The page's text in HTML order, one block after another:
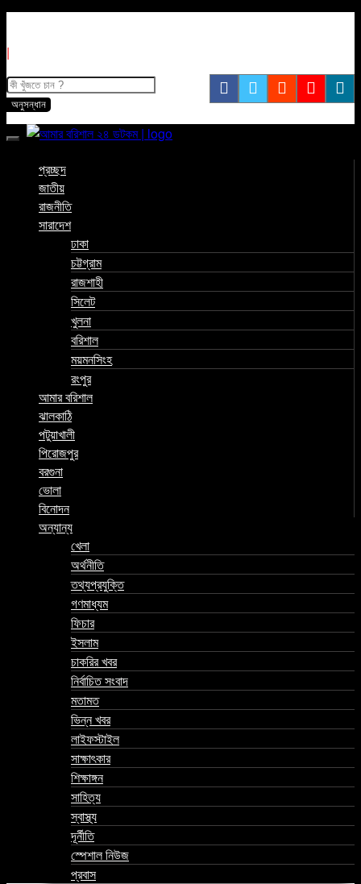
|
প্রচ্ছদ
জাতীয়
রাজনীতি
সারাদেশ
ঢাকা
চট্টগ্রাম
রাজশাহী
সিলেট
খুলনা
বরিশাল
ময়মনসিংহ
রংপুর
আমার বরিশাল
ঝালকাঠি
পটুয়াখালী
পিরোজপুর
বরগুনা
ভোলা
বিনোদন
অন্যান্য
খেলা
অর্থনীতি
তথ্যপ্রযুক্তি
গণমাধ্যম
ফিচার
ইসলাম
চাকরির খবর
নির্বাচিত সংবাদ
মতামত
ভিন্ন খবর
লাইফস্টাইল
সাক্ষাৎকার
শিক্ষাঙ্গন
সাহিত্য
স্বাস্থ্য
দূর্নীতি
স্পেশাল নিউজ
প্রবাস